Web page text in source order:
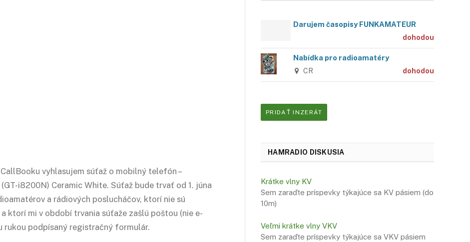
vyhlasujem súťaž o mobilný telefón –
i8200N) Ceramic White. Súťaž bude trvať od 1. júna
a rádiových poslucháčov, ktorí nie sú
ktorí mi v období trvania súťaže zašlú poštou (nie e-
rukou podpísaný registračný formulár.
Darujem časopisy FUNKAMATEUR
dohodou
Nabídka pro radioamatéry
CR dohodou
PRIDAŤ INZERÁT
HAMRADIO DISKUSIA
Krátke vlny KV
Sem zaraďte príspevky týkajúce sa KV pásiem (do
10m)
Veľmi krátke vlny VKV
Sem zaraďte príspevky týkajúce sa VKV pásiem